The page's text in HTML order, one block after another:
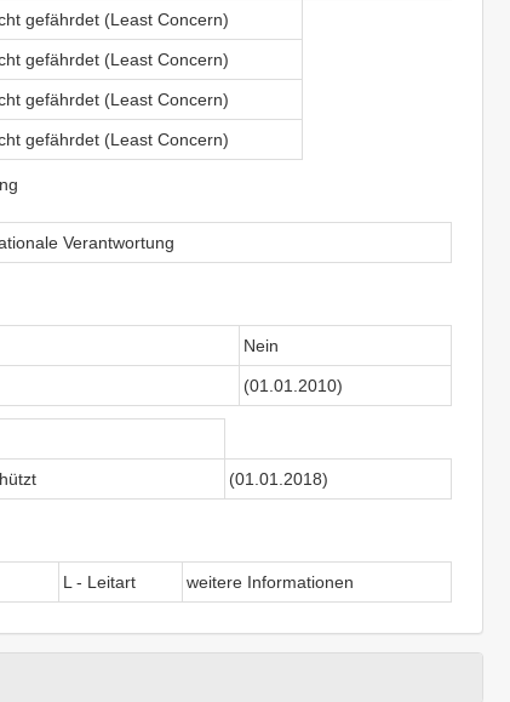
gefährdet (Least Concern)
gefährdet (Least Concern)
gefährdet (Least Concern)
gefährdet (Least Concern)
Verantwortung
Nein
(01.01.2010)
(01.01.2018)
L - Leitart weitere Informationen